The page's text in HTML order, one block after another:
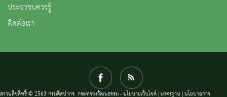
ประชาชนควรรู้
ติดต่อเรา
สงวนลิขสิทธิ์ © 2563 กรมศิลปากร. กระทรวงวัฒนธรรม -นโยบายเว็บไซต์|มาตรฐาน |นโยบายการ